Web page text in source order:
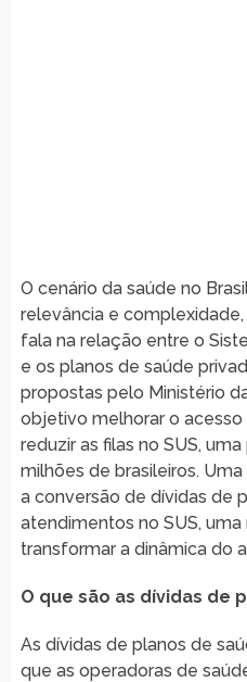
O cenário da saúde no
relevância e
fala na relação entre o
e os planos de saúde
propostas pelo Ministério
objetivo melhorar o
reduzir as filas no SUS,
milhões de brasileiros.
a conversão de dívidas de
atendimentos no SUS,
transformar a dinâmica do
O que são as dívidas de
As dívidas de planos de
que as operadoras de